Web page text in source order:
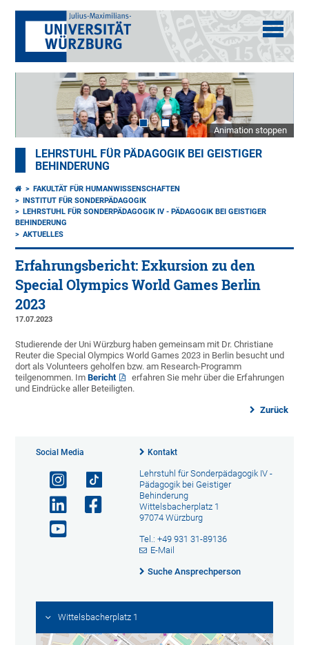
Animation stoppen
LEHRSTUHL FÜR PÄDAGOGIK BEI GEISTIGER
BEHINDERUNG
FAKULTÄT FÜR HUMANWISSENSCHAFTEN
INSTITUT FÜR SONDERPÄDAGOGIK
LEHRSTUHL FÜR SONDERPÄDAGOGIK IV - PÄDAGOGIK BEI GEISTIGER
BEHINDERUNG
AKTUELLES
Erfahrungsbericht: Exkursion zu den
Special Olympics World Games Berlin
2023
17.07.2023
Studierende der Uni Würzburg haben gemeinsam mit Dr. Christiane
Reuter die Special Olympics World Games 2023 in Berlin besucht und
dort als Volunteers geholfen bzw. am Research-Programm
teilgenommen. ImBericht
erfahren Sie mehr über die Erfahrungen
und Eindrücke aller Beteiligten.
Zurück
Social Media Kontakt
Lehrstuhl für Sonderpädagogik IV -
Pädagogik bei Geistiger
Behinderung
Wittelsbacherplatz 1
97074 Würzburg
Tel.: +49 931 31-89136
E-Mail
Suche Ansprechperson
Wittelsbacherplatz 1